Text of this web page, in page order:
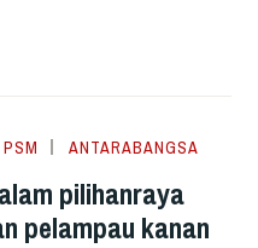
ANTARABANGSA
pilihanraya
pelampau kanan